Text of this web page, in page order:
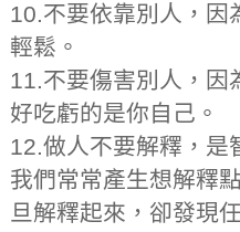
10.不要依靠別人，因
輕鬆。
11.不要傷害別人，因
好吃虧的是你自己。
12.做人不要解釋，是
我們常常產生想解釋
旦解釋起來，卻發現